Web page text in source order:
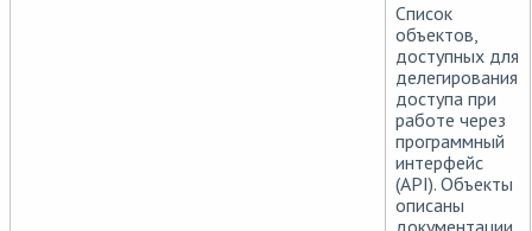
Список
объектов,
доступных для
делегирования
доступа при
работе через
программный
интерфейс
(API). Объекты
описаны
документации